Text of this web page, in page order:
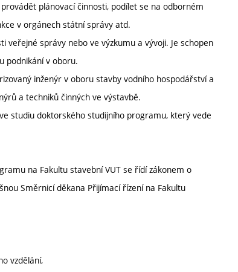
plánovací činnosti, podílet se na odborném
v orgánech státní správy atd.
správy nebo ve výzkumu a vývoji. Je schopen
podnikání v oboru.
inženýr v oboru stavby vodního hospodářství a
a techniků činných ve výstavbě.
studiu doktorského studijního programu, který vede
na Fakultu stavební VUT se řídí zákonem o
Směrnicí děkana Přijímací řízení na Fakultu
vzdělání,